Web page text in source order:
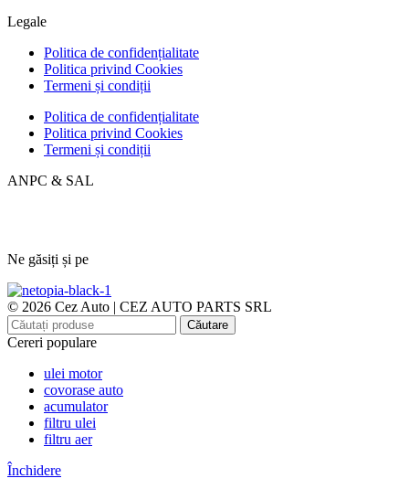
Legale
Politica de confidențialitate
Politica privind Cookies
Termeni și condiții
Politica de confidențialitate
Politica privind Cookies
Termeni și condiții
ANPC & SAL
Ne găsiți și pe
© 2026 Cez Auto | CEZ AUTO PARTS SRL
Căutare
Cereri populare
ulei motor
covorase auto
acumulator
filtru ulei
filtru aer
Închidere